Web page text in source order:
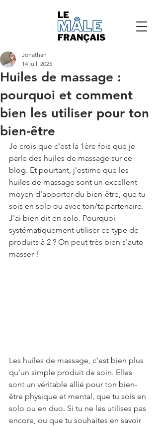
Huiles de massage :
pourquoi et comment
bien les utiliser pour ton
bien-être
Jonathan
14 juil. 2025
Je crois que c'est la 1ère fois que je
parle des huiles de massage sur ce
blog. Et pourtant, j'estime que les
huiles de massage sont un excellent
moyen d'apporter du bien-être, que tu
sois en solo ou avec ton/ta partenaire.
J'ai bien dit en solo. Pourquoi
systématiquement utiliser ce type de
produits à 2 ? On peut très bien s'auto-
masser !
Les huiles de massage, c’est bien plus
qu’un simple produit de soin. Elles
sont un véritable allié pour ton bien-
être physique et mental, que tu sois en
solo ou en duo. Si tu ne les utilises pas
encore, ou que tu souhaites en savoir